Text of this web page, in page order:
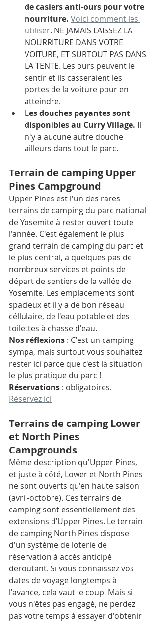
de casiers anti-ours pour votre
nourriture. Voici comment les
utiliser. NE JAMAIS LAISSEZ LA
NOURRITURE DANS VOTRE
VOITURE, ET SURTOUT PAS DANS
LA TENTE. Les ours peuvent le
sentir et ils casseraient les
portes de la voiture pour en
atteindre.
Les douches payantes sont
disponibles au Curry Village. Il
n'y a aucune autre douche
ailleurs dans tout le parc.
Terrain de camping Upper
Pines Campground
Upper Pines est l'un des rares
terrains de camping du parc national
de Yosemite à rester ouvert toute
l'année. C'est également le plus
grand terrain de camping du parc et
le plus central, à quelques pas de
nombreux services et points de
départ de sentiers de la vallée de
Yosemite. Les emplacements sont
spacieux et il y a de bon réseau
céllulaire, de l'eau potable et des
toilettes à chasse d'eau.
Nos réflexions : C'est un camping
sympa, mais surtout vous souhaitez
rester ici parce que c'est la situation
le plus pratique du parc !
Réservations : obligatoires.
Réservez ici
Terrains de camping Lower
et North Pines
Campgrounds
Même description qu'Upper Pines,
et juste à côté, Lower et North Pines
ne sont ouverts qu'en haute saison
(avril-octobre). Ces terrains de
camping sont essentiellement des
extensions d’Upper Pines. Le terrain
de camping North Pines dispose
d'un système de loterie de
réservation à accès anticipé
déroutant. Si vous connaissez vos
dates de voyage longtemps à
l'avance, cela vaut le coup. Mais si
vous n'êtes pas engagé, ne perdez
pas votre temps à essayer d'obtenir